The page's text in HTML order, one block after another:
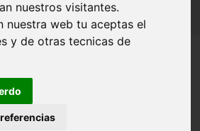
nuestros visitantes.
nuestra web tu aceptas el
y de otras tecnicas de